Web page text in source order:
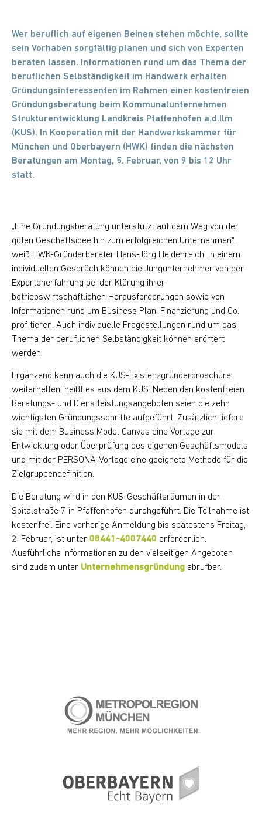
Wer beruflich auf eigenen Beinen stehen möchte, sollte
sein Vorhaben sorgfältig planen und sich von Experten
beraten lassen. Informationen rund um das Thema der
beruflichen Selbständigkeit im Handwerk erhalten
Gründungsinteressenten im Rahmen einer kostenfreien
Gründungsberatung beim Kommunalunternehmen
Strukturentwicklung Landkreis Pfaffenhofen a.d.Ilm
(KUS). In Kooperation mit der Handwerkskammer für
München und Oberbayern (HWK) finden die nächsten
Beratungen am Montag, 5. Februar, von 9 bis 12 Uhr
statt.
„Eine Gründungsberatung unterstützt auf dem Weg von der
guten Geschäftsidee hin zum erfolgreichen Unternehmen“,
weiß HWK-Gründerberater Hans-Jörg Heidenreich. In einem
individuellen Gespräch können die Jungunternehmer von der
Expertenerfahrung bei der Klärung ihrer
betriebswirtschaftlichen Herausforderungen sowie von
Informationen rund um Business Plan, Finanzierung und Co.
profitieren. Auch individuelle Fragestellungen rund um das
Thema der beruflichen Selbständigkeit können erörtert
werden.
Ergänzend kann auch die KUS-Existenzgründerbroschüre
weiterhelfen, heißt es aus dem KUS. Neben den kostenfreien
Beratungs- und Dienstleistungsangeboten seien die zehn
wichtigsten Gründungsschritte aufgeführt. Zusätzlich liefere
sie mit dem Business Model Canvas eine Vorlage zur
Entwicklung oder Überprüfung des eigenen Geschäftsmodels
und mit der PERSONA-Vorlage eine geeignete Methode für die
Zielgruppendefinition.
Die Beratung wird in den KUS-Geschäftsräumen in der
Spitalstraße 7 in Pfaffenhofen durchgeführt. Die Teilnahme ist
kostenfrei. Eine vorherige Anmeldung bis spätestens Freitag,
2. Februar, ist unter 08441-4007440 erforderlich.
Ausführliche Informationen zu den vielseitigen Angeboten
sind zudem unter Unternehmensgründung abrufbar.